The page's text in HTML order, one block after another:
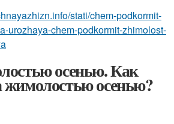
stati/chem-podkormit-
urozhaya-chem-podkormit-zhimolost-
осенью. Как
жимолостью осенью?